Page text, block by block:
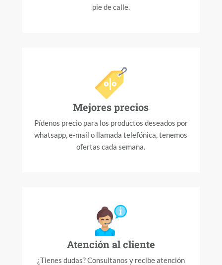
pie de calle.
Mejores precios
Pídenos precio para los productos deseados por
whatsapp, e-mail o llamada telefónica, tenemos
ofertas cada semana.
Atención al cliente
¿Tienes dudas? Consultanos y recibe atención